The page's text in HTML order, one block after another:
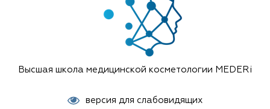
Высшая школа медицинской косметологии MEDERi
версия для слабовидящих